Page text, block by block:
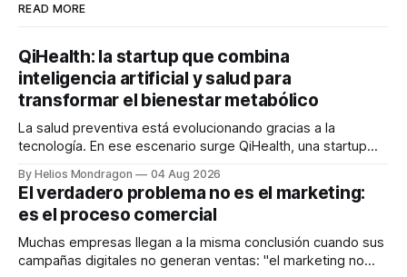
READ MORE
QiHealth: la startup que combina
inteligencia artificial y salud para
transformar el bienestar metabólico
La salud preventiva está evolucionando gracias a la
tecnología. En ese escenario surge QiHealth, una startup
dispositivos inteligentes, inteligencia artificial y monitoreo
en tiempo real para ayudar a las personas a tomar mejores
decisiones sobre su salud metabólica. Su propuesta busca
responder
By Helios Mondragon 04 Aug 2026
El verdadero problema no es el marketing:
es el proceso comercial
Muchas empresas llegan a la misma conclusión cuando sus
campañas digitales no generan ventas: "el marketing no